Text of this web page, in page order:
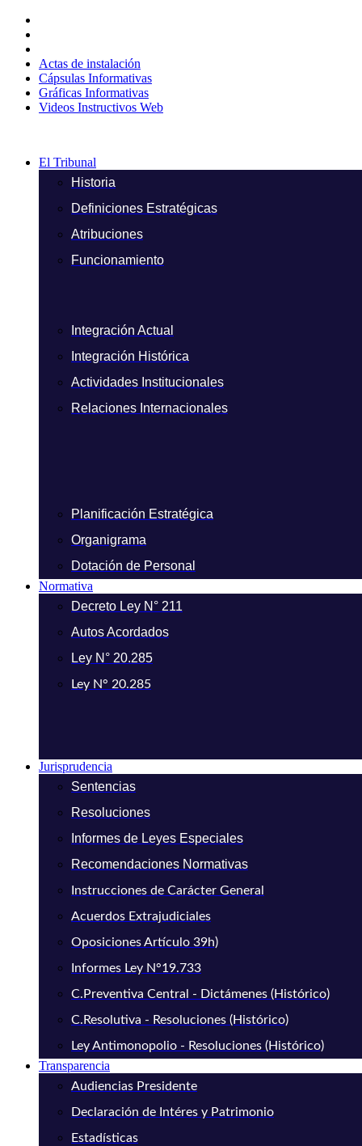
contenido
Actas de instalación
Cápsulas Informativas
Gráficas Informativas
Videos Instructivos Web
El Tribunal
Historia
Definiciones Estratégicas
Atribuciones
Funcionamiento
Integración Actual
Integración Histórica
Actividades Institucionales
Relaciones Internacionales
Planificación Estratégica
Organigrama
Dotación de Personal
Normativa
Decreto Ley N° 211
Autos Acordados
Ley N° 20.285
Ley N° 20.285
Jurisprudencia
Sentencias
Resoluciones
Informes de Leyes Especiales
Recomendaciones Normativas
Instrucciones de Carácter General
Acuerdos Extrajudiciales
Oposiciones Artículo 39h)
Informes Ley N°19.733
C.Preventiva Central - Dictámenes (Histórico)
C.Resolutiva - Resoluciones (Histórico)
Ley Antimonopolio - Resoluciones (Histórico)
Transparencia
Audiencias Presidente
Declaración de Intéres y Patrimonio
Estadísticas